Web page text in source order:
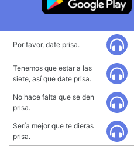
Por favor, date prisa.
Tenemos que estar a las
siete, así que date prisa.
No hace falta que se den
prisa.
Sería mejor que te dieras
prisa.